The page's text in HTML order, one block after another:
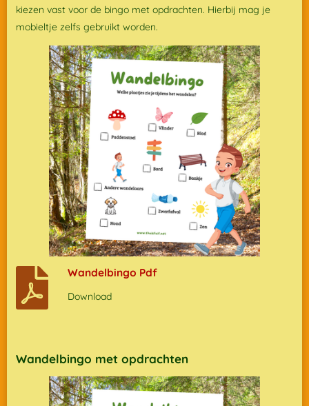
kiezen vast voor de bingo met opdrachten. Hierbij mag je
mobieltje zelfs gebruikt worden.
Wandelbingo Pdf
Download
Wandelbingo met opdrachten